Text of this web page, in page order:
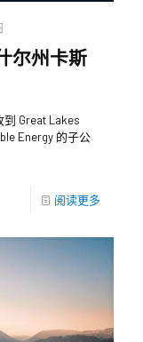
尔州卡斯
Great Lakes
Energy 的子公
阅读更多